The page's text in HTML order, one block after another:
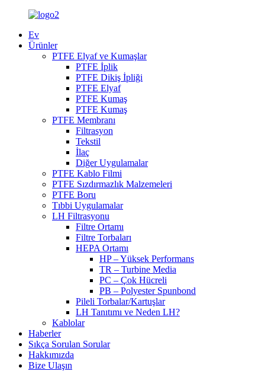
Ev
Ürünler
PTFE Elyaf ve Kumaşlar
PTFE İplik
PTFE Dikiş İpliği
PTFE Elyaf
PTFE Kumaş
PTFE Kumaş
PTFE Membranı
Filtrasyon
Tekstil
İlaç
Diğer Uygulamalar
PTFE Kablo Filmi
PTFE Sızdırmazlık Malzemeleri
PTFE Boru
Tıbbi Uygulamalar
LH Filtrasyonu
Filtre Ortamı
Filtre Torbaları
HEPA Ortamı
HP – Yüksek Performans
TR – Turbine Media
PC – Çok Hücreli
PB – Polyester Spunbond
Pileli Torbalar/Kartuşlar
LH Tanıtımı ve Neden LH?
Kablolar
Haberler
Sıkça Sorulan Sorular
Hakkımızda
Bize Ulaşın